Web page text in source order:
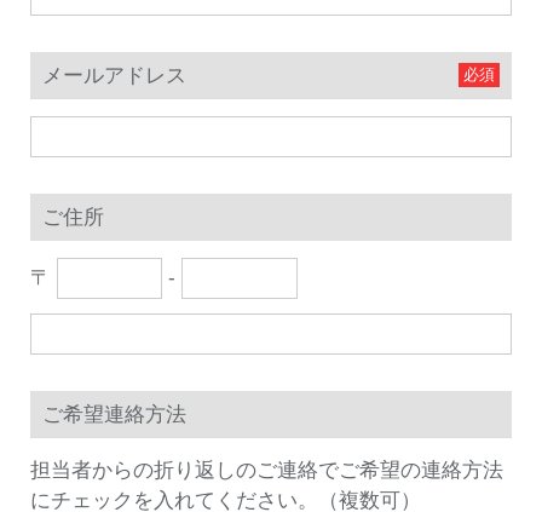
メールアドレス
ご住所
〒 -
ご希望連絡方法
担当者からの折り返しのご連絡でご希望の連絡方法
にチェックを入れてください。（複数可）